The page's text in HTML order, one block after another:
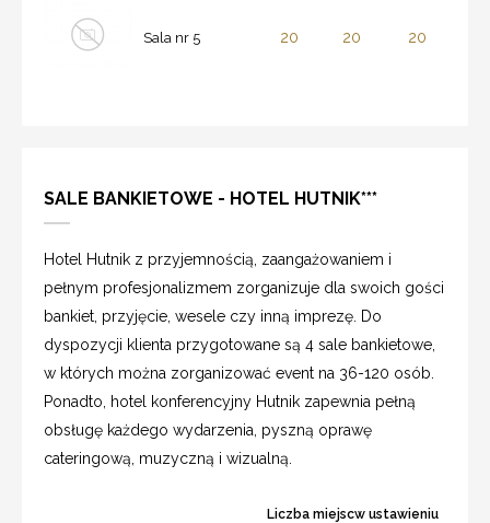
Sala nr 5 20 20 20
SALE BANKIETOWE - HOTEL HUTNIK***
Hotel Hutnik z przyjemnością, zaangażowaniem i
pełnym profesjonalizmem zorganizuje dla swoich gości
bankiet, przyjęcie, wesele czy inną imprezę. Do
dyspozycji klienta przygotowane są 4 sale bankietowe,
w których można zorganizować event na 36-120 osób.
Ponadto, hotel konferencyjny Hutnik zapewnia pełną
obsługę każdego wydarzenia, pyszną oprawę
cateringową, muzyczną i wizualną.
Liczba miejscw ustawieniu